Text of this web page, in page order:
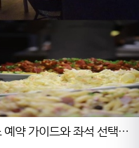
약 가이드와 좌석 선택